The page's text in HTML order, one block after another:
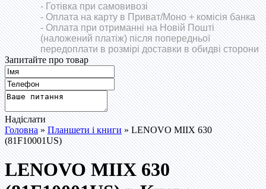
- Готівка при самовивозі
- Оплата на карту в Приват/Моно+ комісія банка
- Оплата при отриманні на Новій Пошті
(наложений платіж) після попередньої
передоплати в розмірі доставки в обидві сторони
Запитайте про товар
Надіслати
Головна»Планшети і книги» LENOVO MIIX 630
(81F10001US)
LENOVO MIIX 630